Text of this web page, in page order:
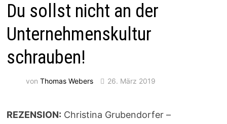
Du sollst nicht an der
Unternehmenskultur
schrauben!
vonThomas Webers 26. März 2019
REZENSION: Christina Grubendorfer –